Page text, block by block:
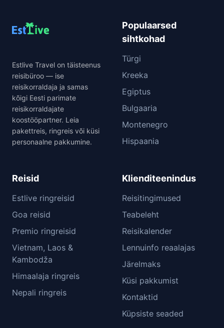
Estlive Travel on täisteenus
reisibüroo — ise
reisikorraldaja ja samas
kõigi Eesti parimate
reisikorraldajate
koostööpartner. Leia
pakettreis, ringreis või küsi
personaalne pakkumine.
Populaarsed
sihtkohad
Türgi
Kreeka
Egiptus
Bulgaaria
Montenegro
Hispaania
Reisid
Estlive ringreisid
Goa reisid
Premio ringreisid
Vietnam, Laos &
Kambodža
Himaalaja ringreis
Nepali ringreis
Klienditeenindus
Reisitingimused
Teabeleht
Reisikalender
Lennuinfo reaalajas
Järelmaks
Küsi pakkumist
Kontaktid
Küpsiste seaded